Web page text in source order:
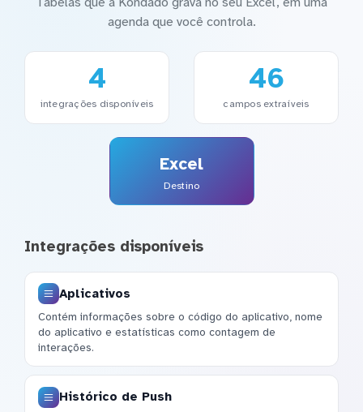
agenda que você controla.
4
integrações disponíveis
46
campos extraíveis
Excel
Destino
Integrações disponíveis
Aplicativos
Contém informações sobre o código do aplicativo, nome
do aplicativo e estatísticas como contagem de
interações.
Histórico de Push